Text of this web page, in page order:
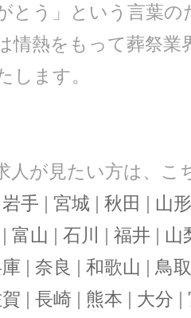
とう」という言葉
情熱をもって葬祭
します。
人が見たい方は、
岩手 | 宮城 | 秋田 | 山形
| 富山 | 石川 | 福井 | 山
| 奈良 | 和歌山 | 鳥取
| 長崎 | 熊本 | 大分 |